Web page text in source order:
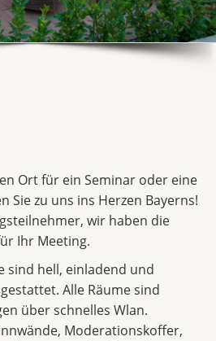
Ort für ein Seminar oder eine
Sie zu uns ins Herzen Bayerns!
wir haben die
Ihr Meeting.
sind hell, einladend und
Alle Räume sind
über schnelles Wlan.
Moderationskoffer,